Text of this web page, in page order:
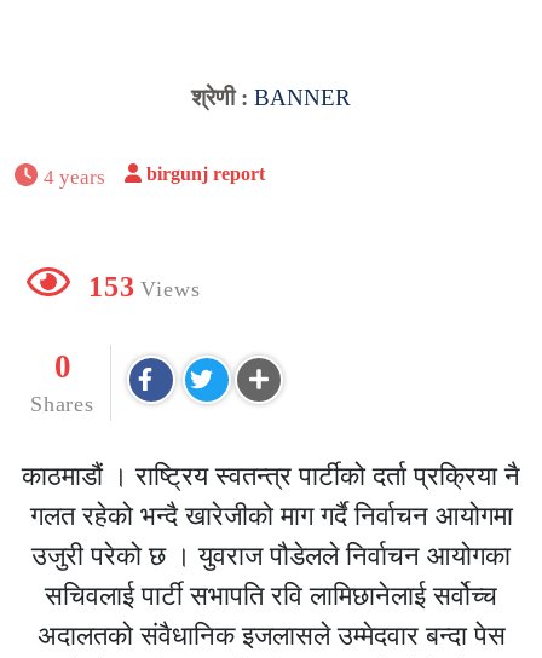
श्रेणी : BANNER
4 years birgunj report
153 Views
0
Shares
काठमाडौं । राष्ट्रिय स्वतन्त्र पार्टीको दर्ता प्रक्रिया नै
गलत रहेको भन्दै खारेजीको माग गर्दै निर्वाचन आयोगमा
उजुरी परेको छ । युवराज पौडेलले निर्वाचन आयोगका
सचिवलाई पार्टी सभापति रवि लामिछानेलाई सर्वोच्च
अदालतको संवैधानिक इजलासले उम्मेदवार बन्दा पेस